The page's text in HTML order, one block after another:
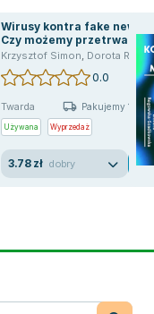
Wirusy kontra fake newsy.
Czy możemy przetrwać
bez medycyny?
Krzysztof Simon, Dorota Rogowska-Szadkowska
0.0
Twarda Pakujemy 10.08
Używana Wyprzedaż
3.78 zł dobry